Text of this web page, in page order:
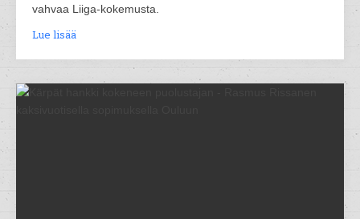
vahvaa Liiga-kokemusta.
Lue lisää